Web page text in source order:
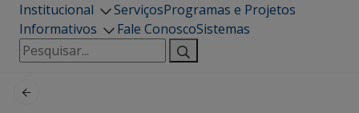
Institucional ServiçosProgramas e Projetos
Informativos
Fale ConoscoSistemas
Pesquisar
por: